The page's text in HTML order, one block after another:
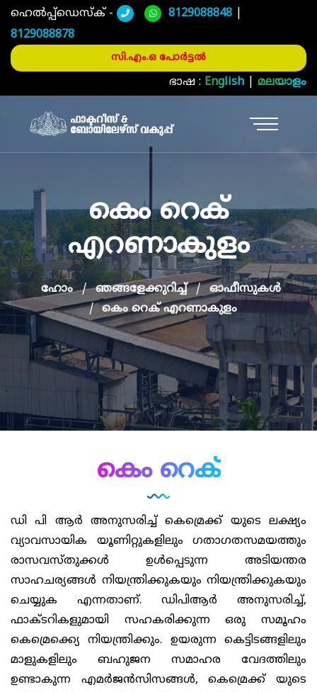
ഹെൽപ്പ്ഡെസ്ക് - 8129088848
8129088878
സി.എം.ഒ പോർട്ടൽ
ഭാഷ : English മലയാളം
കെം റെക്‌
എറണാകുളം
ഹോം ഞങ്ങളേക്കുറിച്ച്
ഓഫീസുകള്‍
കെം റെക്‌ എറണാകുളം
കെം റെക്‌
ഡി പി ആർ അനുസരിച്ച് കെമ്രെക്ക് യുടെ ലക്ഷ്യം
വ്യാവസായിക യൂണിറ്റുകളിലും ഗതാഗതസമയത്തും
രാസവസ്തുക്കൾ ഉൾപ്പെടുന്ന അടിയന്തര
സാഹചര്യങ്ങൾ നിയന്ത്രിക്കുകയും നിയന്ത്രിക്കുകയും
ചെയ്യുക എന്നതാണ്. ഡിപിആർ അനുസരിച്ച്,
ഫാക്ടറികളുമായി സഹകരിക്കുന്ന ഒരു സമൂഹം
കെമ്രെക്ക്യെ നിയന്ത്രിക്കും. ഉയരുന്ന കെട്ടിടങ്ങളിലും
മാളുകളിലും ബഹുജന സമാഹര വേദത്തിലും
ഉണ്ടാകുന്ന എമർജൻസിസങ്ങൾ, കെമ്രെക്ക് യുടെ